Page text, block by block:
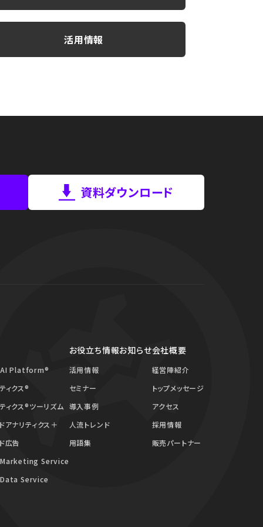
活用情報
資料ダウンロード
Platform®
ィクス®
ィクス®ツーリズム
アナリティクス＋
広告
Service
Service
お役立ち情報
活用情報
セミナー
導入事例
人流トレンド
用語集
お知らせ会社概要
経営陣紹介
トップメッセージ
アクセス
採用情報
販売パートナー